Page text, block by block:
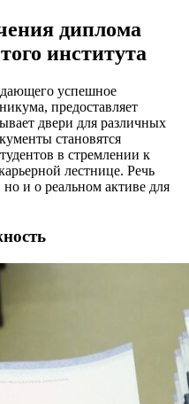
диплома
института
успешное
предоставляет
двери для различных
становятся
в стремлении к
лестнице. Речь
и о реальном активе для